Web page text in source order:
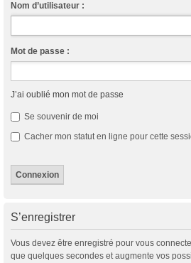
Nom d’utilisateur :
Mot de passe :
J’ai oublié mon mot de passe
Se souvenir de moi
Cacher mon statut en ligne pour cette
S’enregistrer
Vous devez être enregistré pour vous
que quelques secondes et augmente vos